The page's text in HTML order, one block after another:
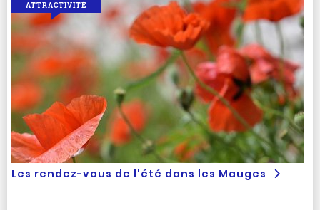
Les rendez-vous de l'été dans les Mauges
ATTRACTIVITÉ